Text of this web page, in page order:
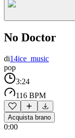
No Doctor
di14ice_music
pop
3:24
116 BPM
Acquista brano
0:00